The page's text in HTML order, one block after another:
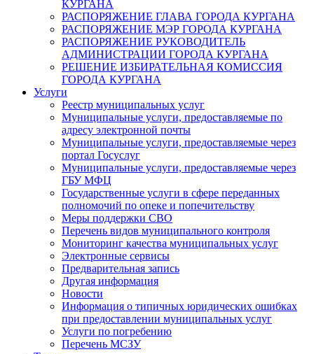
КУРГАНА
РАСПОРЯЖЕНИЕ ГЛАВА ГОРОДА КУРГАНА
РАСПОРЯЖЕНИЕ МЭР ГОРОДА КУРГАНА
РАСПОРЯЖЕНИЕ РУКОВОДИТЕЛЬ
АДМИНИСТРАЦИИ ГОРОДА КУРГАНА
РЕШЕНИЕ ИЗБИРАТЕЛЬНАЯ КОМИССИЯ
ГОРОДА КУРГАНА
Услуги
Реестр муниципальных услуг
Муниципальные услуги, предоставляемые по
адресу электронной почты
Муниципальные услуги, предоставляемые через
портал Госуслуг
Муниципальные услуги, предоставляемые через
ГБУ МФЦ
Государственные услуги в сфере переданных
полномочий по опеке и попечительству
Меры поддержки СВО
Перечень видов муниципального контроля
Мониторинг качества муниципальных услуг
Электронные сервисы
Предварительная запись
Другая информация
Новости
Информация о типичных юридических ошибках
при предоставлении муниципальных услуг
Услуги по погребению
Перечень МСЗУ